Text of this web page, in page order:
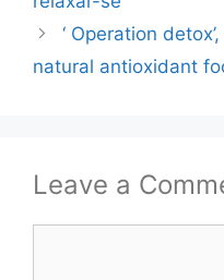
‘ Operation
natural antioxidant
Leave a